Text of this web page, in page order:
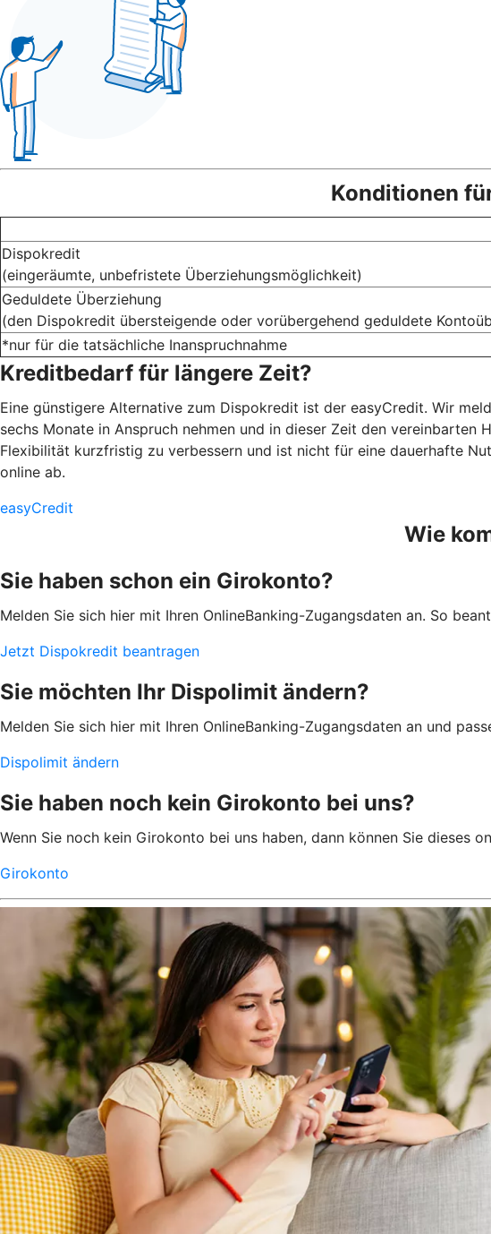
Konditionen
Dispokredit
(eingeräumte, unbefristete Überziehungsmöglichkeit)
Geduldete Überziehung
(den Dispokredit übersteigende oder vorübergehend geduldete
*nur für die tatsächliche Inanspruchnahme
Kreditbedarf für längere Zeit?
Eine günstigere Alternative zum Dispokredit ist der easyCredit. Wir
sechs Monate in Anspruch nehmen und in dieser Zeit den
Flexibilität kurzfristig zu verbessern und ist nicht für eine dauerhafte
online ab.
easyCredit
Wie
Sie haben schon ein Girokonto?
Melden Sie sich hier mit Ihren OnlineBanking-Zugangsdaten an. So
Jetzt Dispokredit beantragen
Sie möchten Ihr Dispolimit ändern?
Melden Sie sich hier mit Ihren OnlineBanking-Zugangsdaten an und
Dispolimit ändern
Sie haben noch kein Girokonto bei uns?
Wenn Sie noch kein Girokonto bei uns haben, dann können Sie dieses
Girokonto